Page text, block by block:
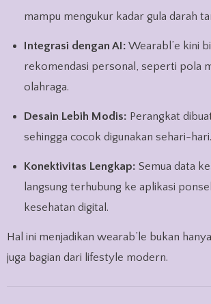
mampu mengukur kadar gula darah
Integrasi dengan AI: Wearabl’e kini
rekomendasi personal, seperti pola
olahraga.
Desain Lebih Modis: Perangkat
sehingga cocok digunakan sehari-hari.
Konektivitas Lengkap: Semua data
langsung terhubung ke aplikasi
kesehatan digital.
Hal ini menjadikan wearab’le bukan
juga bagian dari lifestyle modern.